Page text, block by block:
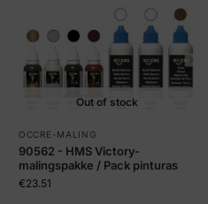
Out of stock
OCCRE-MALING
90562 - HMS Victory-
malingspakke / Pack pinturas
€23.51